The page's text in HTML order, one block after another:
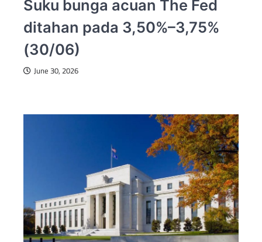
Suku bunga acuan The Fed
ditahan pada 3,50%–3,75%
(30/06)
June 30, 2026